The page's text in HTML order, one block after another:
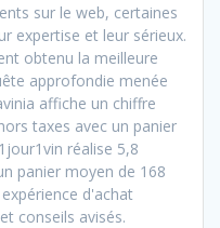
sur le web, certaines
expertise et leur sérieux.
obtenu la meilleure
approfondie menée
affiche un chiffre
taxes avec un panier
réalise 5,8
panier moyen de 168
d'achat
conseils avisés.